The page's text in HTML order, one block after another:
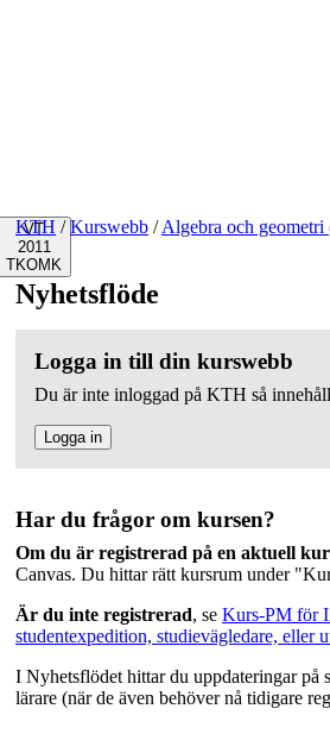
VT
2011
TKOMK
KTH / Kurswebb / Algebra och
Nyhetsflöde
Logga in till din kurswebb
Du är inte inloggad på KTH så
Logga in
Har du frågor om kursen?
Om du är registrerad på en aktuell
Canvas. Du hittar rätt kursrum under
Är du inte registrerad, se Kurs-PM för
studentexpedition, studievägledare, eller
I Nyhetsflödet hittar du uppdateringar på
lärare (när de även behöver nå tidigare